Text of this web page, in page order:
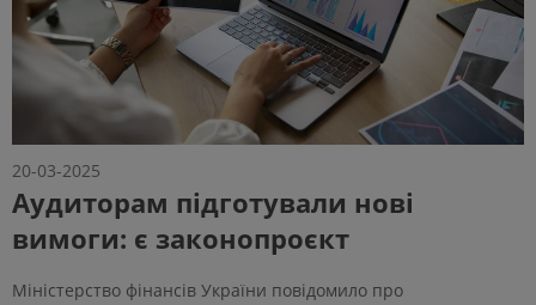
20-03-2025
Аудиторам підготували нові
вимоги: є законопроєкт
Міністерство фінансів України повідомило про